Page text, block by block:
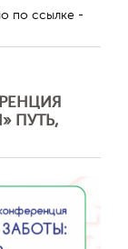
по ссылке -
ПУТЬ,